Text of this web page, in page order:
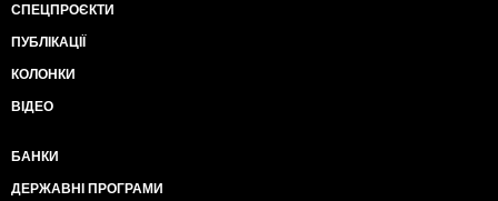
СПЕЦПРОЄКТИ
ПУБЛІКАЦІЇ
КОЛОНКИ
ВІДЕО
БАНКИ
ДЕРЖАВНІ ПРОГРАМИ